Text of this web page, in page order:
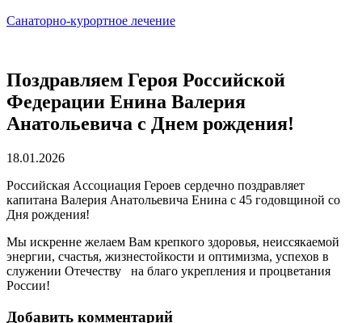
Санаторно-курортное лечение
Поздравляем Героя Российской
Федерации Енина Валерия
Анатольевича с Днем рождения!
18.01.2026
Российская Ассоциация Героев сердечно поздравляет
капитана Валерия Анатольевича Енина с 45 годовщиной со
Дня рождения!
Мы искренне желаем Вам крепкого здоровья, неиссякаемой
энергии, счастья, жизнестойкости и оптимизма, успехов в
служении Отечеству на благо укрепления и процветания
России!
Добавить комментарий